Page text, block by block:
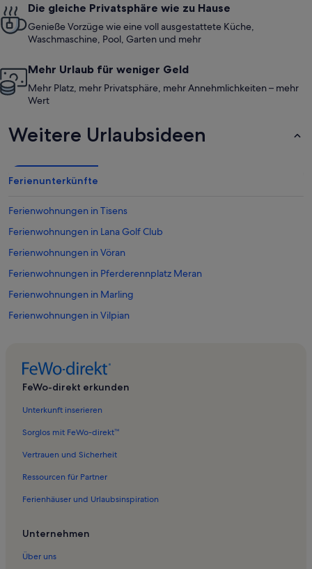
Die gleiche Privatsphäre wie zu Hause
Genieße Vorzüge wie eine voll ausgestattete Küche,
Waschmaschine, Pool, Garten und mehr
Mehr Urlaub für weniger Geld
Mehr Platz, mehr Privatsphäre, mehr Annehmlichkeiten – mehr
Wert
Weitere Urlaubsideen
Ferienunterkünfte
Ferienwohnungen in Tisens
Ferienwohnungen in Lana Golf Club
Ferienwohnungen in Vöran
Ferienwohnungen in Pferderennplatz Meran
Ferienwohnungen in Marling
Ferienwohnungen in Vilpian
Ferienwohnungen in Schnatterpeck-Altar
Ferienwohnungen in Hafling
Ferienwohnungen in Kirche Santa Caterina
Ferienwohnungen in Vollan
FeWo-direkt erkunden
Unterkunft inserieren
Sorglos mit FeWo-direkt™
Vertrauen und Sicherheit
Ressourcen für Partner
Ferienhäuser und Urlaubsinspiration
Unternehmen
Über uns